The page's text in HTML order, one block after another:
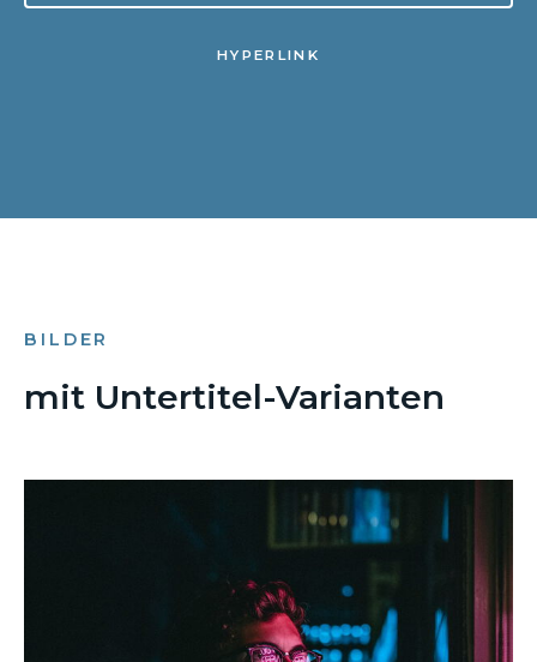
HYPERLINK
BILDER
mit Untertitel-Varianten